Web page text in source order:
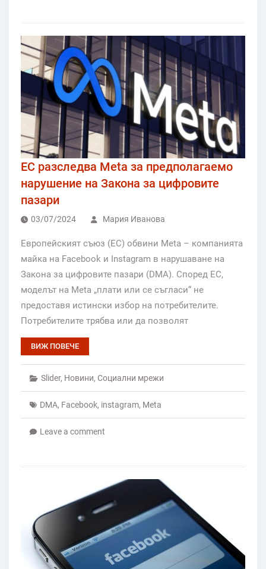
ЕС разследва Meta за предполагаемо
нарушение на Закона за цифровите
пазари
03/07/2024 Мария Иванова
Европейският съюз (ЕС) обвини Meta – компанията
майка на Facebook и Instagram в нарушаване на
Закона за цифровите пазари (DMA). Според ЕС,
моделът на Meta „плати или се съгласи“ не
предоставя истински избор на потребителите.
Потребителите трябва или да позволят
ВИЖ ПОВЕЧЕ
Slider, Новини, Социални мрежи
DMA, Facebook, instagram, Meta
Leave a comment